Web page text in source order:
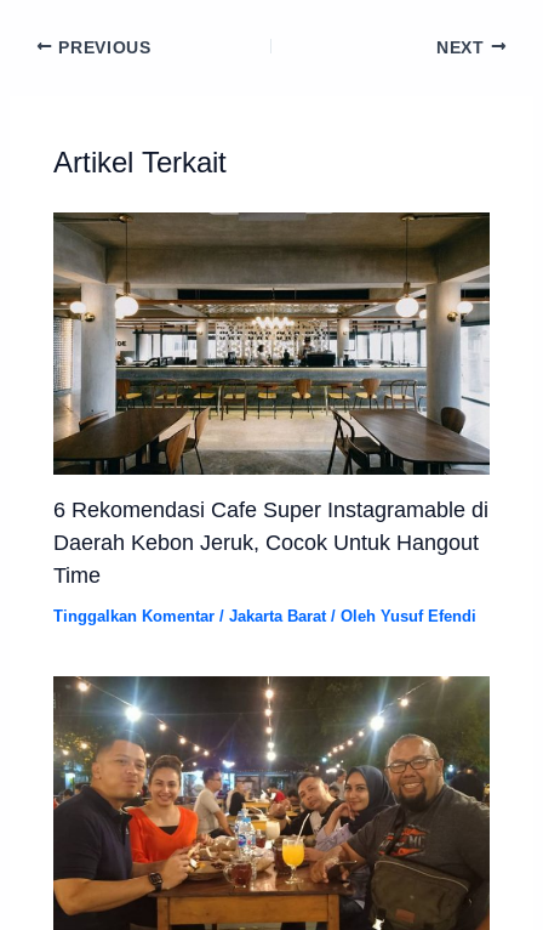
PREVIOUS NEXT
Artikel Terkait
6 Rekomendasi Cafe Super Instagramable di
Daerah Kebon Jeruk, Cocok Untuk Hangout
Time
Tinggalkan Komentar /Jakarta Barat/ OlehYusuf Efendi